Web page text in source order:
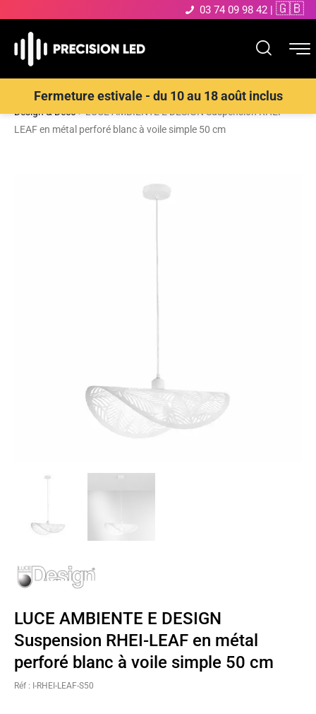
03 74 09 98 42 | 🇬🇧
Fermeture estivale - du 10 au 18 août inclus
Accueil>Boutique>ECLAIRAGE INTERIEUR LED>Suspensions
Design & Déco>LUCE AMBIENTE E DESIGN Suspension RHEI-
LEAF en métal perforé blanc à voile simple 50 cm
LUCE AMBIENTE E DESIGN
Suspension RHEI-LEAF en métal
perforé blanc à voile simple 50 cm
Réf : I-RHEI-LEAF-S50